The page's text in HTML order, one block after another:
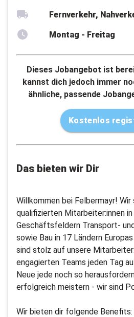
Fernverkehr,
Montag - Freitag
Dieses Jobangebot ist
kannst dich jedoch immer
ähnliche, passende
Kostenlos
Das bieten wir Dir
Willkommen bei Felbermayr!
qualifizierten Mitarbeiter:innen in
Geschäftsfeldern Transport-
sowie Bau in 17 Ländern
sind stolz auf unsere
engagierten Teams jeden Tag
Neue jede noch so
erfolgreich meistern - wir sind
Wir bieten dir folgende Benefits: